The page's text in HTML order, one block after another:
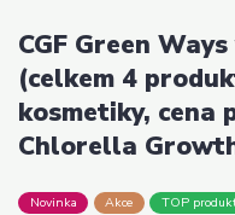
CGF Green
(celkem 4
kosmetiky, cena
Chlorella
Novinka Akce TOP